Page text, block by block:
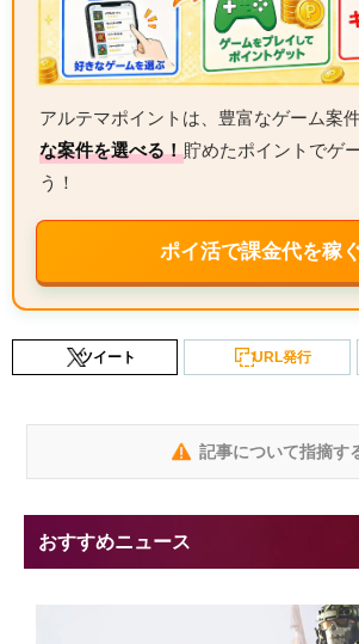
アルテマポイントは、豊富なゲーム案
な案件を選べる！貯めたポイントでゲ
う！
ポイ活で課金代を稼
ツイート URL発行
記事について指摘す
おすすめニュース